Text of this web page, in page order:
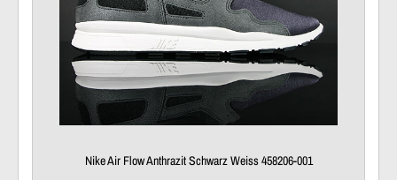
Nike Air Flow Anthrazit Schwarz Weiss 458206-001